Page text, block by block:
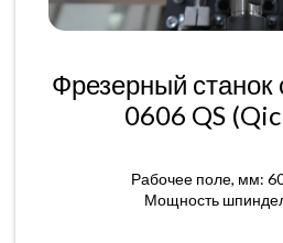
Фрезерный
0606 QS
Рабочее поле, мм:
Мощность